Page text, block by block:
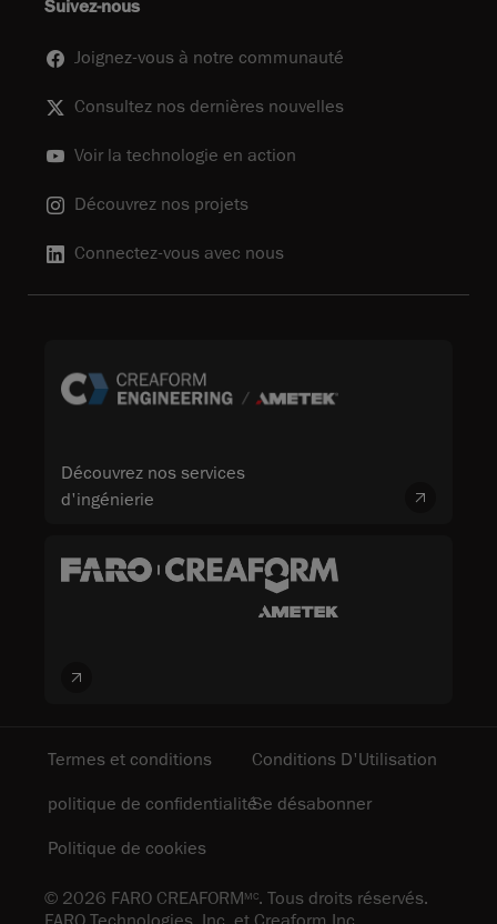
Suivez-nous
Joignez-vous à notre communauté
Consultez nos dernières nouvelles
Voir la technologie en action
Découvrez nos projets
Connectez-vous avec nous
Découvrez nos services
d'ingénierie
© 2026 FARO CREAFORMMC. Tous droits réservés.
Termes et conditions
Conditions D'Utilisation
politique de confidentialitéSe désabonner
Politique de cookies